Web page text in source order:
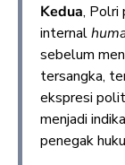
Kedua, Polri
internal
sebelum
tersangka,
ekspresi
menjadi
penegak